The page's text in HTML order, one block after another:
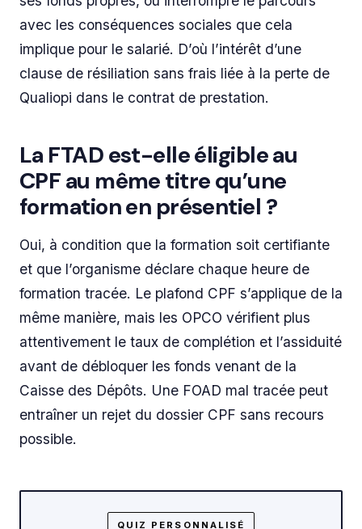
avec les conséquences sociales que cela
implique pour le salarié. D’où l’intérêt d’une
clause de résiliation sans frais liée à la perte de
Qualiopi dans le contrat de prestation.
La FTAD est-elle éligible au
CPF au même titre qu’une
formation en présentiel ?
Oui, à condition que la formation soit certifiante
et que l’organisme déclare chaque heure de
formation tracée. Le plafond CPF s’applique de la
même manière, mais les OPCO vérifient plus
attentivement le taux de complétion et l’assiduité
avant de débloquer les fonds venant de la
Caisse des Dépôts. Une FOAD mal tracée peut
entraîner un rejet du dossier CPF sans recours
possible.
QUIZ PERSONNALISÉ